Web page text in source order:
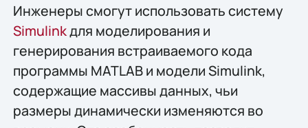
Инженеры смогут использовать систему
Simulinkдля моделирования и
генерирования встраиваемого кода
программы MATLAB и модели Simulink,
содержащие массивы данных, чьи
размеры динамически изменяются во